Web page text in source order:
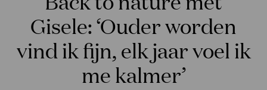
Gisele: ‘Ouder worden
vind ik fijn, elk jaar voel ik
me kalmer’